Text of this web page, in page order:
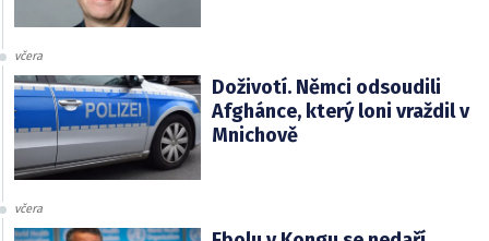
včera
Doživotí. Němci odsoudili
Afghánce, který loni vraždil v
Mnichově
včera